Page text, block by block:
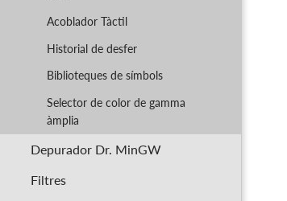
Acoblador Tàctil
Historial de desfer
Biblioteques de símbols
Selector de color de gamma
àmplia
Depurador Dr. MinGW
Filtres